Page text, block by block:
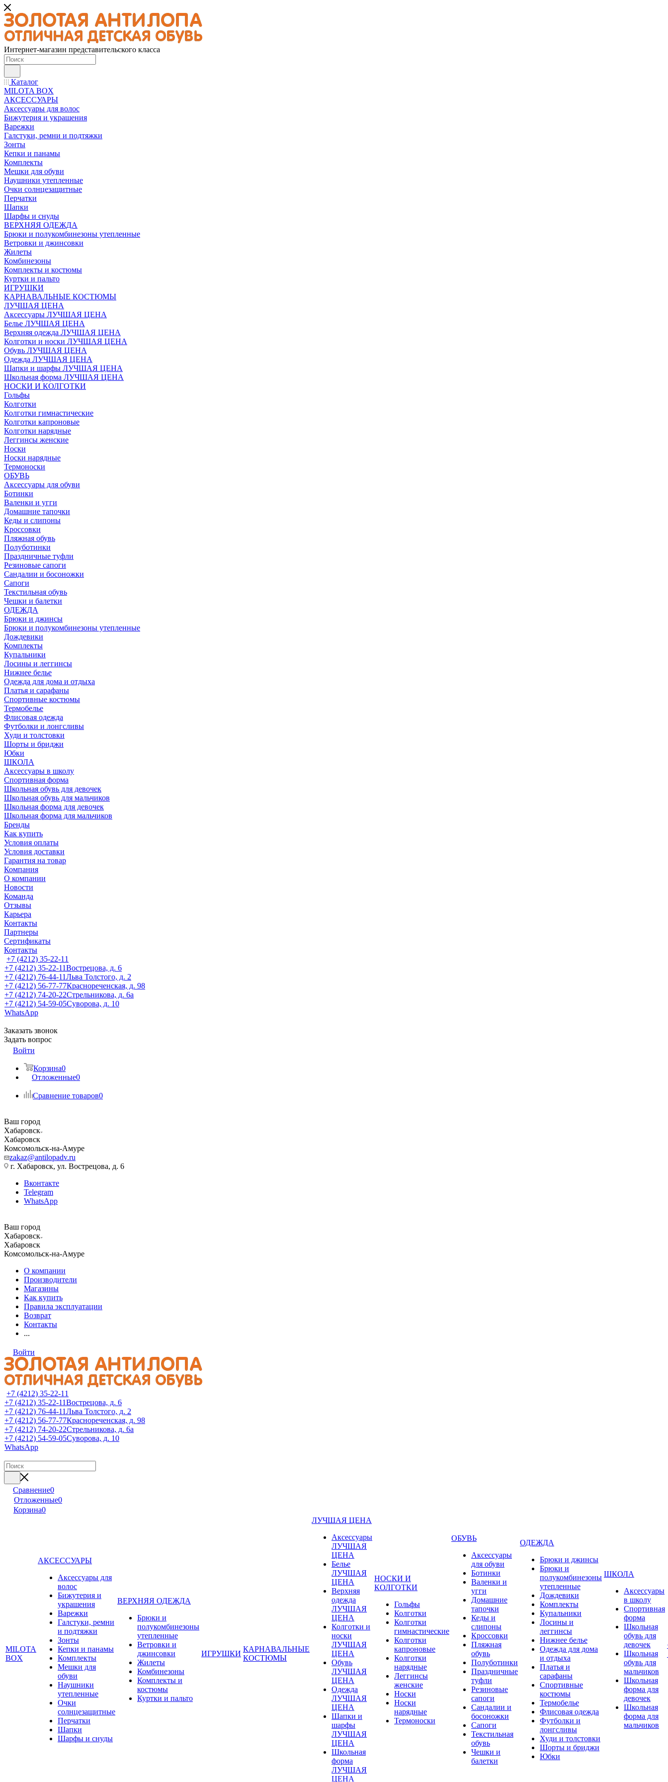
Интернет-магазин представительского класса
Каталог
MILOTA BOX
АКСЕССУАРЫ
Аксессуары для волос
Бижутерия и украшения
Варежки
Галстуки, ремни и подтяжки
Зонты
Кепки и панамы
Комплекты
Мешки для обуви
Наушники утепленные
Очки солнцезащитные
Перчатки
Шапки
Шарфы и снуды
ВЕРХНЯЯ ОДЕЖДА
Брюки и полукомбинезоны утепленные
Ветровки и джинсовки
Жилеты
Комбинезоны
Комплекты и костюмы
Куртки и пальто
ИГРУШКИ
КАРНАВАЛЬНЫЕ КОСТЮМЫ
ЛУЧШАЯ ЦЕНА
Аксессуары ЛУЧШАЯ ЦЕНА
Белье ЛУЧШАЯ ЦЕНА
Верхняя одежда ЛУЧШАЯ ЦЕНА
Колготки и носки ЛУЧШАЯ ЦЕНА
Обувь ЛУЧШАЯ ЦЕНА
Одежда ЛУЧШАЯ ЦЕНА
Шапки и шарфы ЛУЧШАЯ ЦЕНА
Школьная форма ЛУЧШАЯ ЦЕНА
НОСКИ И КОЛГОТКИ
Гольфы
Колготки
Колготки гимнастические
Колготки капроновые
Колготки нарядные
Леггинсы женские
Носки
Носки нарядные
Термоноски
ОБУВЬ
Аксессуары для обуви
Ботинки
Валенки и угги
Домашние тапочки
Кеды и слипоны
Кроссовки
Пляжная обувь
Полуботинки
Праздничные туфли
Резиновые сапоги
Сандалии и босоножки
Сапоги
Текстильная обувь
Чешки и балетки
ОДЕЖДА
Брюки и джинсы
Брюки и полукомбинезоны утепленные
Дождевики
Комплекты
Купальники
Лосины и леггинсы
Нижнее белье
Одежда для дома и отдыха
Платья и сарафаны
Спортивные костюмы
Термобелье
Флисовая одежда
Футболки и лонгсливы
Худи и толстовки
Шорты и бриджи
Юбки
ШКОЛА
Аксессуары в школу
Спортивная форма
Школьная обувь для девочек
Школьная обувь для мальчиков
Школьная форма для девочек
Школьная форма для мальчиков
Бренды
Как купить
Условия оплаты
Условия доставки
Гарантия на товар
Компания
О компании
Новости
Команда
Отзывы
Карьера
Контакты
Партнеры
Сертификаты
Контакты
+7 (4212) 35-22-11
+7 (4212) 35-22-11Вострецова, д. 6
+7 (4212) 76-44-11Льва Толстого, д. 2
+7 (4212) 56-77-77Краснореченская, д. 98
+7 (4212) 74-20-22Стрельникова, д. 6а
+7 (4212) 54-59-05Суворова, д. 10
WhatsApp
Заказать звонок
Задать вопрос
Войти
Корзина0
Отложенные0
Сравнение товаров0
Ваш город
Хабаровск
Хабаровск
Комсомольск-на-Амуре
zakaz@antilopadv.ru
г. Хабаровск, ул. Вострецова, д. 6
Вконтакте
Telegram
WhatsApp
Ваш город
Хабаровск
Хабаровск
Комсомольск-на-Амуре
О компании
Производители
Магазины
Как купить
Правила эксплуатации
Возврат
Контакты
...
Войти
+7 (4212) 35-22-11
+7 (4212) 35-22-11Вострецова, д. 6
+7 (4212) 76-44-11Льва Толстого, д. 2
+7 (4212) 56-77-77Краснореченская, д. 98
+7 (4212) 74-20-22Стрельникова, д. 6а
+7 (4212) 54-59-05Суворова, д. 10
WhatsApp
Сравнение0
Отложенные0
Корзина0
MILOTA
BOX
АКСЕССУАРЫ
Аксессуары для
волос
Бижутерия и
украшения
Варежки
Галстуки, ремни
и подтяжки
Зонты
Кепки и панамы
Комплекты
Мешки для
обуви
Наушники
утепленные
Очки
солнцезащитные
Перчатки
Шапки
Шарфы и снуды
ВЕРХНЯЯ ОДЕЖДА
Брюки и
полукомбинезоны
утепленные
Ветровки и
джинсовки
Жилеты
Комбинезоны
Комплекты и
костюмы
Куртки и пальто
ИГРУШКИ
КАРНАВАЛЬНЫЕ
КОСТЮМЫ
ЛУЧШАЯ ЦЕНА
Аксессуары
ЛУЧШАЯ
ЦЕНА
Белье
ЛУЧШАЯ
ЦЕНА
Верхняя
одежда
ЛУЧШАЯ
ЦЕНА
Колготки и
носки
ЛУЧШАЯ
ЦЕНА
Обувь
ЛУЧШАЯ
ЦЕНА
Одежда
ЛУЧШАЯ
ЦЕНА
Шапки и
шарфы
ЛУЧШАЯ
ЦЕНА
Школьная
форма
ЛУЧШАЯ
ЦЕНА
НОСКИ И
КОЛГОТКИ
Гольфы
Колготки
Колготки
гимнастические
Колготки
капроновые
Колготки
нарядные
Леггинсы
женские
Носки
Носки
нарядные
Термоноски
ОБУВЬ
Аксессуары
для обуви
Ботинки
Валенки и
угги
Домашние
тапочки
Кеды и
слипоны
Кроссовки
Пляжная
обувь
Полуботинки
Праздничные
туфли
Резиновые
сапоги
Сандалии и
босоножки
Сапоги
Текстильная
обувь
Чешки и
балетки
ОДЕЖДА
Брюки и джинсы
Брюки и
полукомбинезоны
утепленные
Дождевики
Комплекты
Купальники
Лосины и
леггинсы
Нижнее белье
Одежда для дома
и отдыха
Платья и
сарафаны
Спортивные
костюмы
Термобелье
Флисовая одежда
Футболки и
лонгсливы
Худи и толстовки
Шорты и бриджи
Юбки
ШКОЛА
Аксессуары
в школу
Спортивная
форма
Школьная
обувь для
девочек
Школьная
обувь для
мальчиков
Школьная
форма для
девочек
Школьная
форма для
мальчиков